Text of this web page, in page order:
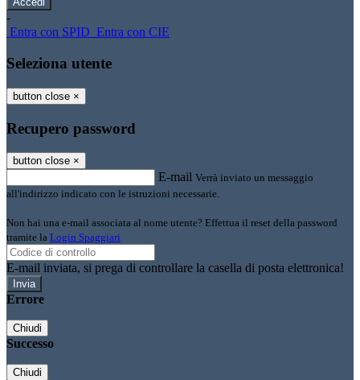
-
Entra con SPID Entra con CIE
Seleziona utente
button close ×
Recupero password
button close ×
E-mail Verrà inviato un messaggio
all'indirizzo indicato con le istruzioni necessarie.
Non hai una e-mail associata al nome utente? Effettua il reset della password
tramite la Login Spaggiari
E-mail inviata, si prega di controllare la casella di posta elettronica!
Errore
Chiudi
Successo
Chiudi